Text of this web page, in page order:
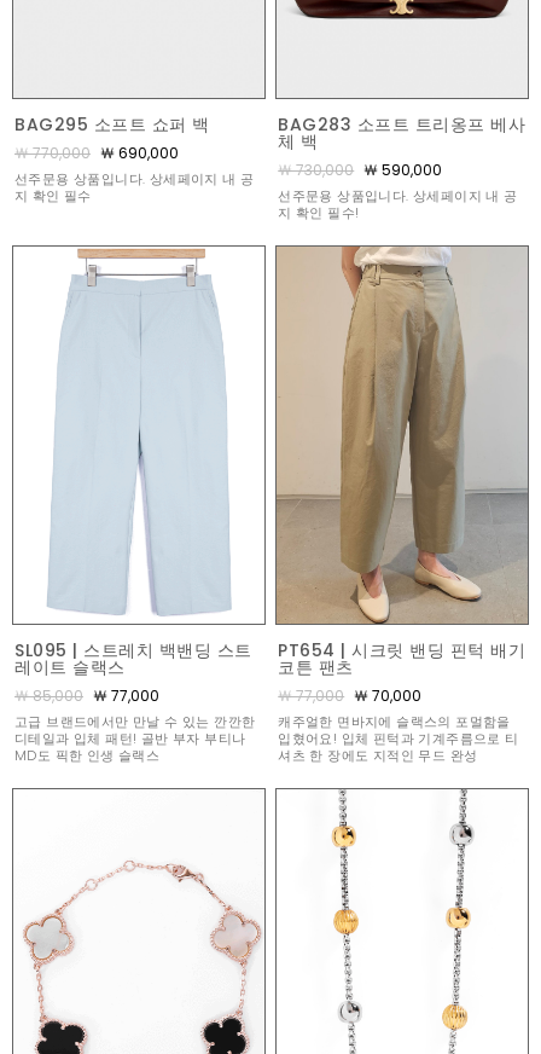
BAG295 소프트 쇼퍼 백
￦ 770,000 ￦ 690,000
선주문용 상품입니다. 상세페이지 내 공
지 확인 필수
BAG283 소프트 트리옹프 베사
체 백
￦ 730,000 ￦ 590,000
선주문용 상품입니다. 상세페이지 내 공
지 확인 필수!
SL095 | 스트레치 백밴딩 스트
레이트 슬랙스
￦ 85,000 ￦ 77,000
고급 브랜드에서만 만날 수 있는 깐깐한
디테일과 입체 패턴! 골반 부자 부티나
MD도 픽한 인생 슬랙스
PT654 | 시크릿 밴딩 핀턱 배기
코튼 팬츠
￦ 77,000 ￦ 70,000
캐주얼한 면바지에 슬랙스의 포멀함을
입혔어요! 입체 핀턱과 기계주름으로 티
셔츠 한 장에도 지적인 무드 완성